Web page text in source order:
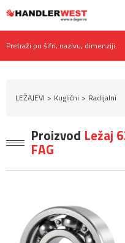
Pretraži po šifri, nazivu, dimenziji..
LEŽAJEVI Kuglični Radijalni
Proizvod Ležaj
FAG